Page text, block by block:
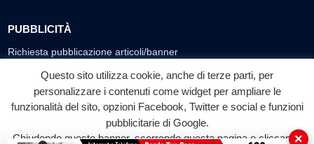
PUBBLICITÀ
Richiesta pubblicazione articoli/banner
SEGUICI SUI SOCIAL
f
Facebook
◎ ▶
YouTube
Questo sito utilizza cookie, anche di terze parti, per
personalizzare i contenuti come widget per ampliare le
funzionalità del sito, opzioni Facebook, Twitter e social e funzioni
pubblicitarie di Google.
Chiudendo questo banner, scorrendo questa pagina o cliccando
×